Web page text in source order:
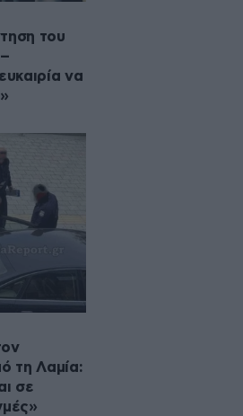
του
να
τη Λαμία:
σε